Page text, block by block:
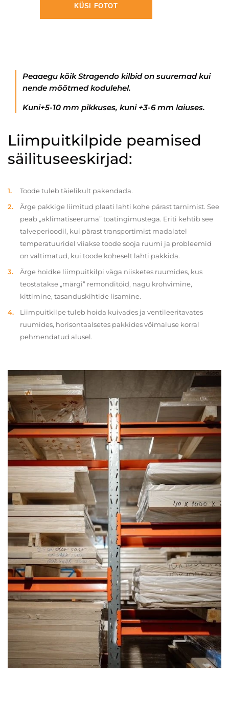
KÜSI FOTOT
Peaaegu kõik Stragendo kilbid on suuremad kui
nende mõõtmed kodulehel.
Kuni+5-10 mm pikkuses, kuni +3-6 mm laiuses.
Liimpuitkilpide peamised
säilituseeskirjad:
Toode tuleb täielikult pakendada.
Ärge pakkige liimitud plaati lahti kohe pärast tarnimist. See
peab „aklimatiseeruma” toatingimustega. Eriti kehtib see
talveperioodil, kui pärast transportimist madalatel
temperatuuridel viiakse toode sooja ruumi ja probleemid
on vältimatud, kui toode koheselt lahti pakkida.
Ärge hoidke liimpuitkilpi väga niisketes ruumides, kus
teostatakse „märgi” remonditöid, nagu krohvimine,
kittimine, tasanduskihtide lisamine.
Liimpuitkilpe tuleb hoida kuivades ja ventileeritavates
ruumides, horisontaalsetes pakkides võimaluse korral
pehmendatud alusel.